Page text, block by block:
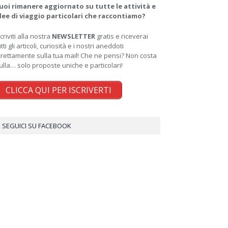
rimanere aggiornato su tutte le attività e
di viaggio particolari che raccontiamo?
alla nostra NEWSLETTER gratis e riceverai
gli articoli, curiosità e i nostri aneddoti
sulla tua mail! Che ne pensi? Non costa
solo proposte uniche e particolari!
CLICCA QUI PER ISCRIVERTI
SEGUICI SU FACEBOOK